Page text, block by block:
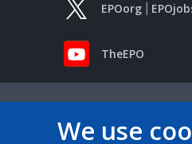
EPOorg
TheEPO
We use